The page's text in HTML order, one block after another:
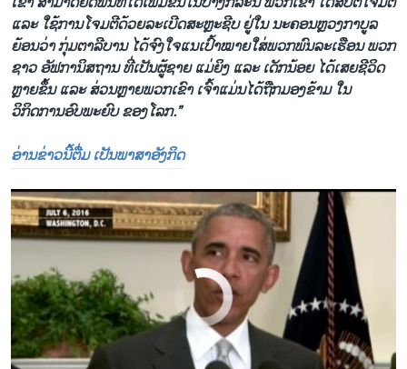
ແລະ ໃຊ້ການ​ໂຈມຕີ​ດ້ວຍລະເບີດສະຫຼະຊີບ ຢູ່ໃນ ນະຄອນຫຼວງກາບູລ
ຍ້ອນວ່າ ກຸ່ມຕາລີບານ ໄດ້ຈົງໃຈແນເປົ້າໝາຍໃສ່ພວກພົນລະເຮືອນ ພວກ
ຊາວ ອັຟການິສຖານ ທີ່ເປັນຜູ້ຊາຍ ແມ່ຍິງ ແລະ ເດັກນ້ອຍ ໄດ້ເສຍຊີວິດ
ຫຼາຍຂຶ້ນ ແລະ ສ່ວນຫຼາຍພວກເຂົາ ເຈົ້າແມ່ນໄດ້ຖືກມອງຂ້າມ ໃນ
ວິກິດການອົບພະຍົບ ຂອງໂລກ.”
ອ່ານຂ່າວນີ້ຕື່ມ ເປັນພາສາອັງກິດ
EMBED SHARE
byສຽງອາເມຣິກາ ວີໂອເອລາວ
No media source currently available